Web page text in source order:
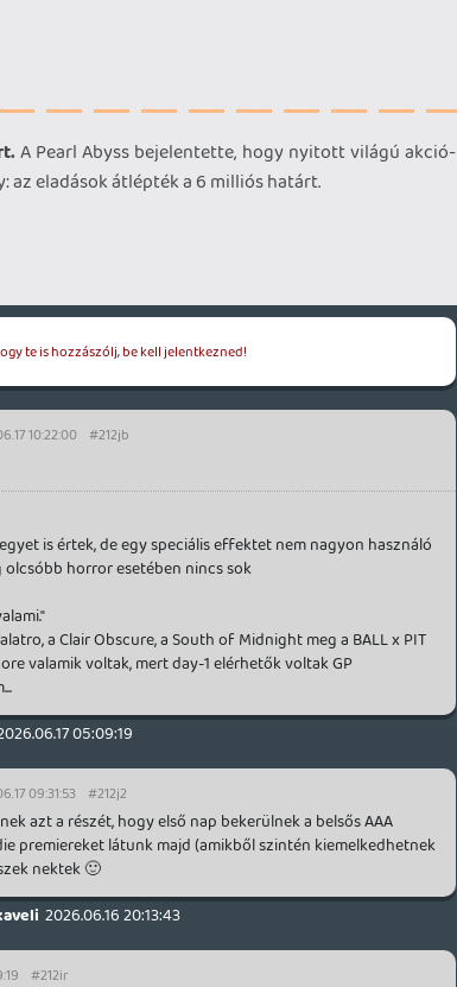
A Pearl Abyss bejelentette, hogy nyitott világú akció-
az eladások átlépték a 6 milliós határt.
te is hozzászólj, be kell jelentkezned!
10:22:00 #212jb
is értek, de egy speciális effektet nem nagyon használó
olcsóbb horror esetében nincs sok
a Clair Obscure, a South of Midnight meg a BALL x PIT
valamik voltak, mert day-1 elérhetők voltak GP
05:09:19
09:31:53 #212j2
azt a részét, hogy első nap bekerülnek a belsős AAA
premiereket látunk majd (amikből szintén kiemelkedhetnek
nektek 🙂
2026.06.16 20:13:43
#212ir